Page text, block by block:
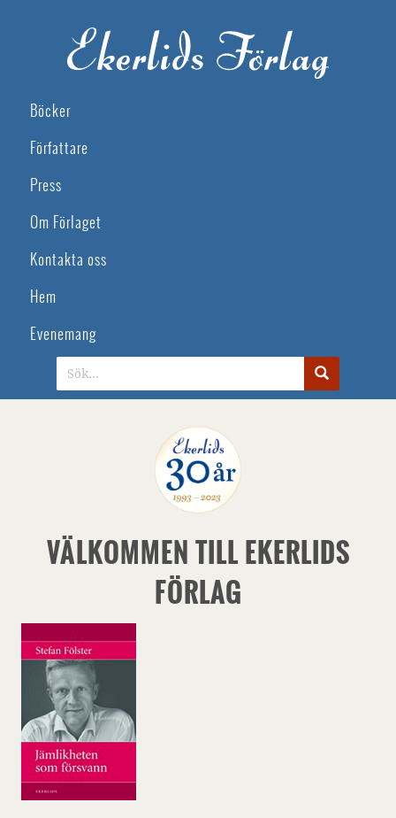
Böcker
Författare
Press
Om Förlaget
Kontakta oss
Hem
Evenemang
VÄLKOMMEN TILL EKERLIDS
FÖRLAG